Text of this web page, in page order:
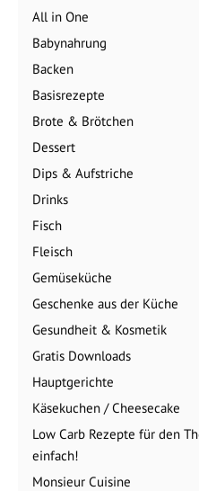
All in One
Babynahrung
Backen
Basisrezepte
Brote & Brötchen
Dessert
Dips & Aufstriche
Drinks
Fisch
Fleisch
Gemüseküche
Geschenke aus der Küche
Gesundheit & Kosmetik
Gratis Downloads
Hauptgerichte
Käsekuchen / Cheesecake
Low Carb Rezepte für den
einfach!
Monsieur Cuisine